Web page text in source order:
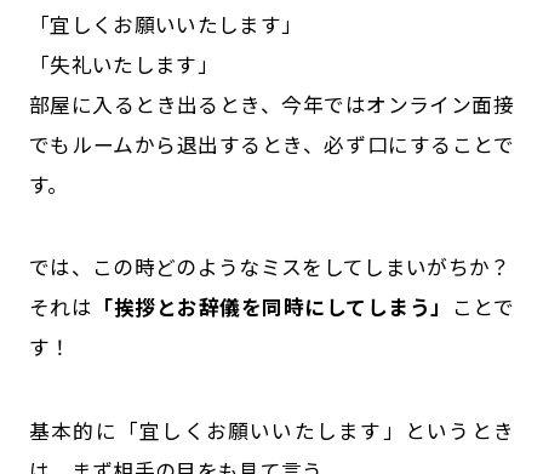
「宜しくお願いいたします」
「失礼いたします」
部屋に入るとき出るとき、今年ではオンライン面接
でもルームから退出するとき、必ず口にすることで
す。
では、この時どのようなミスをしてしまいがちか？
それは 「挨拶とお辞儀を同時にしてしまう」
ことで
す！
基本的に「宜しくお願いいたします」というとき